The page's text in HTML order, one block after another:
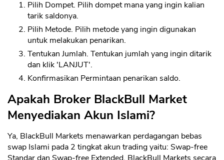
Pilih Dompet. Pilih dompet mana yang ingin kalian
tarik saldonya.
Pilih Metode. Pilih metode yang ingin digunakan
untuk melakukan penarikan.
Tentukan Jumlah. Tentukan jumlah yang ingin ditarik
dan klik 'LANJUT'.
Konfirmasikan Permintaan penarikan saldo.
Apakah Broker BlackBull Market
Menyediakan Akun Islami?
Ya, BlackBull Markets menawarkan perdagangan bebas
swap Islami pada 2 tingkat akun trading yaitu: Swap-free
Standar dan Swap-free Extended. BlackBull Markets secara